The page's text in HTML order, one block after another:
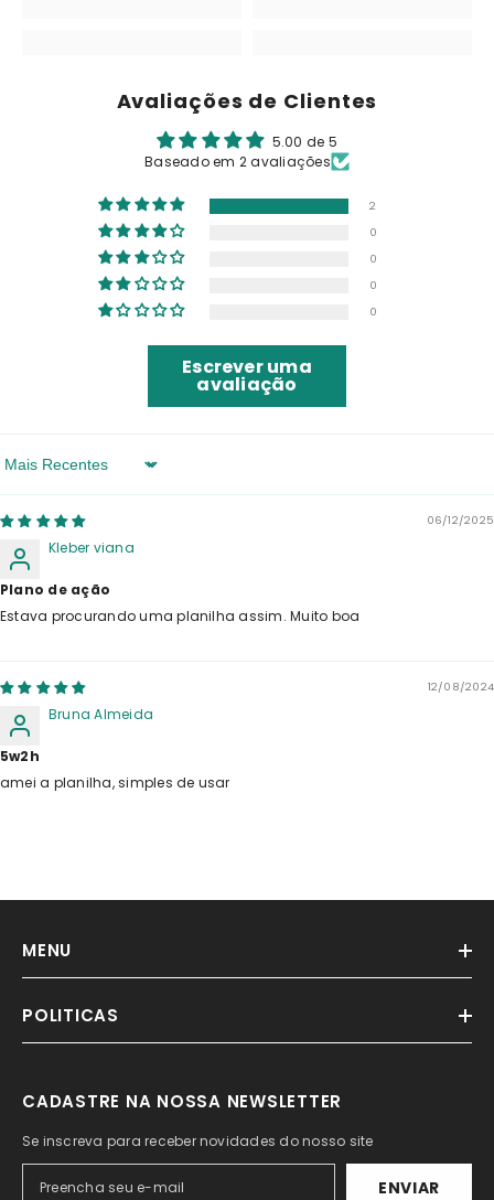
Avaliações de Clientes
5.00 de 5
Baseado em 2 avaliações
2
0
0
0
0
Escrever uma
avaliação
Sort By
06/12/2025
Kleber viana
Plano de ação
Estava procurando uma planilha assim. Muito boa
12/08/2024
Bruna Almeida
5w2h
amei a planilha, simples de usar
MENU
POLITICAS
CADASTRE NA NOSSA NEWSLETTER
Se inscreva para receber novidades do nosso site
ENVIAR